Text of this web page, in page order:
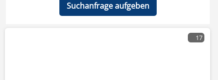
Suchanfrage aufgeben
17